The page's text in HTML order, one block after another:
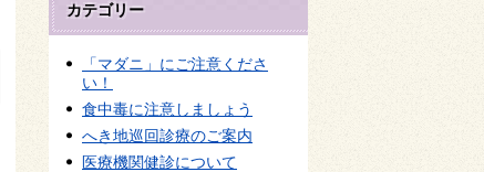
カテゴリー
「マダニ」にご注意くださ
い！
食中毒に注意しましょう
へき地巡回診療のご案内
医療機関健診について